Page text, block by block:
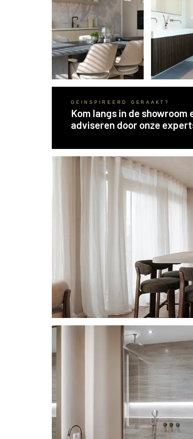
GEINSPIREERD GERAAKT?
Kom langs in de showroom
adviseren door onze